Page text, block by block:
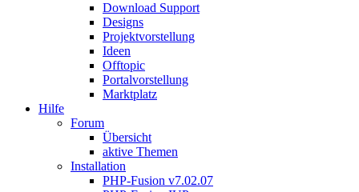
Download Support
Designs
Projektvorstellung
Ideen
Offtopic
Portalvorstellung
Marktplatz
Hilfe
Forum
Übersicht
aktive Themen
Installation
PHP-Fusion v7.02.07